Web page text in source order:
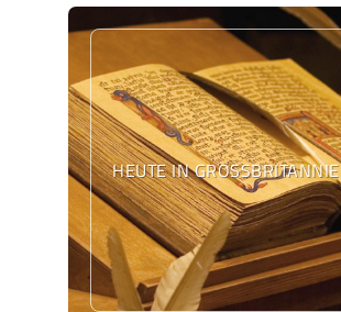
HEUTE IN GROSSBRITANNIEN